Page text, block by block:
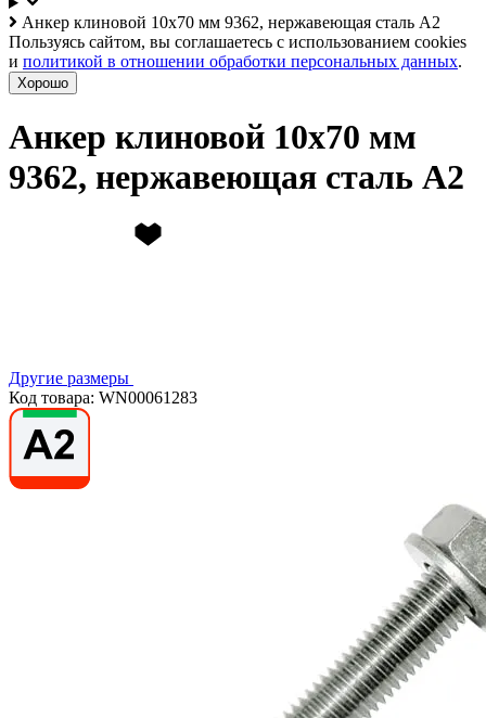
Анкер клиновой 10х70 мм 9362, нержавеющая сталь А2
Пользуясь сайтом, вы соглашаетесь с использованием cookies
и политикой в отношении обработки персональных данных.
Хорошо
Анкер клиновой 10х70 мм
9362, нержавеющая сталь А2
Другие размеры
Код товара: WN00061283